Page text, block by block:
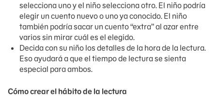
selecciona uno y el niño selecciona otro. El niño podría
elegir un cuento nuevo o uno ya conocido. El niño
también podría sacar un cuento “extra” al azar entre
varios sin mirar cuál es el elegido.
Decida con su niño los detalles de la hora de la lectura.
Eso ayudará a que el tiempo de lectura se sienta
especial para ambos.
Cómo crear el hábito de la lectura